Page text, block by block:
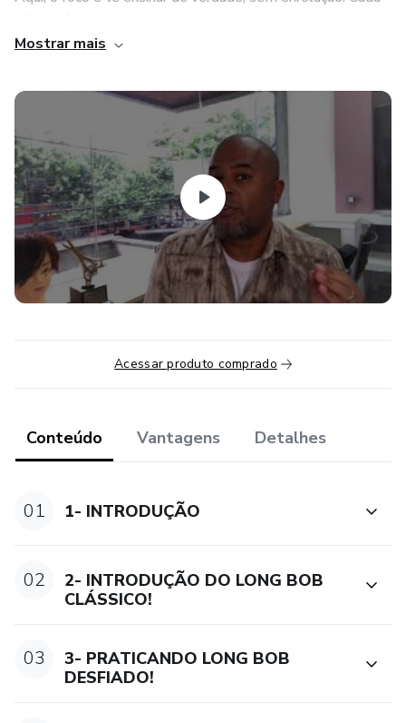
cliente. E pode ter certeza: eu vou dar o meu melhor pra te
Mostrar mais
Acessar produto comprado
Conteúdo Vantagens Detalhes
01 1- INTRODUÇÃO
02
2- INTRODUÇÃO DO LONG BOB
CLÁSSICO!
03
3- PRATICANDO LONG BOB
DESFIADO!